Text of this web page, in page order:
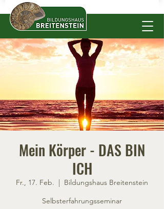
Mein Körper - DAS BIN
ICH
Fr., 17. Feb.
  |
Bildungshaus Breitenstein
Selbsterfahrungsseminar